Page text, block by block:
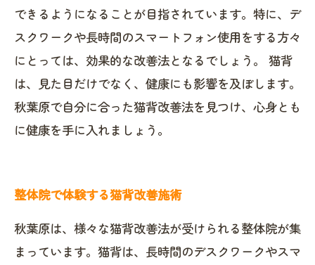
できるようになることが目指されています。特に、デ
スクワークや長時間のスマートフォン使用をする方々
にとっては、効果的な改善法となるでしょう。 猫背
は、見た目だけでなく、健康にも影響を及ぼします。
秋葉原で自分に合った猫背改善法を見つけ、心身とも
に健康を手に入れましょう。
整体院で体験する猫背改善施術
秋葉原は、様々な猫背改善法が受けられる整体院が集
まっています。猫背は、長時間のデスクワークやスマ